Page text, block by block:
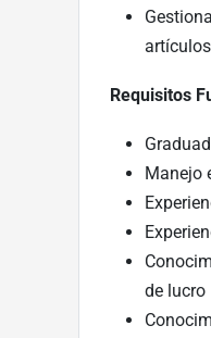
Requisitos
Manejo
de lucro